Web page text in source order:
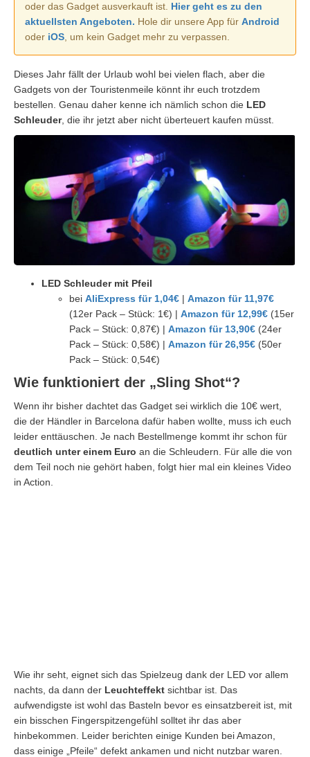
oder das Gadget ausverkauft ist. Hier geht es zu den
aktuellsten Angeboten. Hole dir unsere App für Android
oder iOS, um kein Gadget mehr zu verpassen.
Dieses Jahr fällt der Urlaub wohl bei vielen flach, aber die
Gadgets von der Touristenmeile könnt ihr euch trotzdem
bestellen. Genau daher kenne ich nämlich schon die LED
Schleuder, die ihr jetzt aber nicht überteuert kaufen müsst.
LED Schleuder mit Pfeil
bei AliExpress für 1,04€ | Amazon für 11,97€
(12er Pack – Stück: 1€) | Amazon für 12,99€ (15er
Pack – Stück: 0,87€) | Amazon für 13,90€ (24er
Pack – Stück: 0,58€) | Amazon für 26,95€ (50er
Pack – Stück: 0,54€)
Wie funktioniert der „Sling Shot“?
Wenn ihr bisher dachtet das Gadget sei wirklich die 10€ wert,
die der Händler in Barcelona dafür haben wollte, muss ich euch
leider enttäuschen. Je nach Bestellmenge kommt ihr schon für
deutlich unter einem Euro an die Schleudern. Für alle die von
dem Teil noch nie gehört haben, folgt hier mal ein kleines Video
in Action.
Wie ihr seht, eignet sich das Spielzeug dank der LED vor allem
nachts, da dann der Leuchteffekt sichtbar ist. Das
aufwendigste ist wohl das Basteln bevor es einsatzbereit ist, mit
ein bisschen Fingerspitzengefühl solltet ihr das aber
hinbekommen. Leider berichten einige Kunden bei Amazon,
dass einige „Pfeile“ defekt ankamen und nicht nutzbar waren.